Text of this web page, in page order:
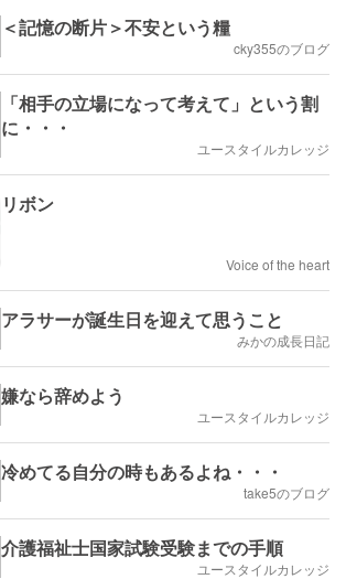
＜記憶の断片＞不安という糧
cky355のブログ
「相手の立場になって考えて」という割
に・・・
ユースタイルカレッジ
リボン
Voice of the heart
アラサーが誕生日を迎えて思うこと
みかの成長日記
嫌なら辞めよう
ユースタイルカレッジ
冷めてる自分の時もあるよね・・・
take5のブログ
介護福祉士国家試験受験までの手順
ユースタイルカレッジ